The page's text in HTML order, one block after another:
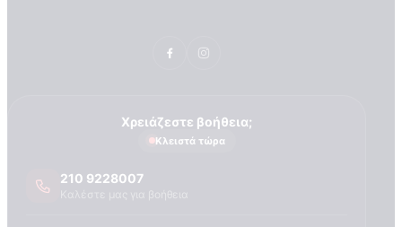
Χρειάζεστε βοήθεια;
Κλειστά τώρα
210 9228007